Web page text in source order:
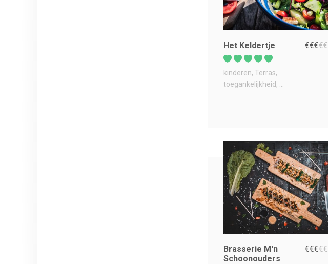
Het Keldertje €€€€€
kinderen Terras
toegankelijkheid
Brasserie M'n
Schoonouders
€€€€€